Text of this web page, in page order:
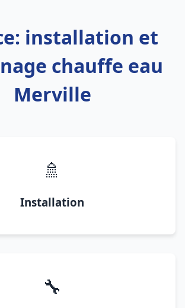
installation et
chauffe eau
Merville
🚿
Installation
🔧